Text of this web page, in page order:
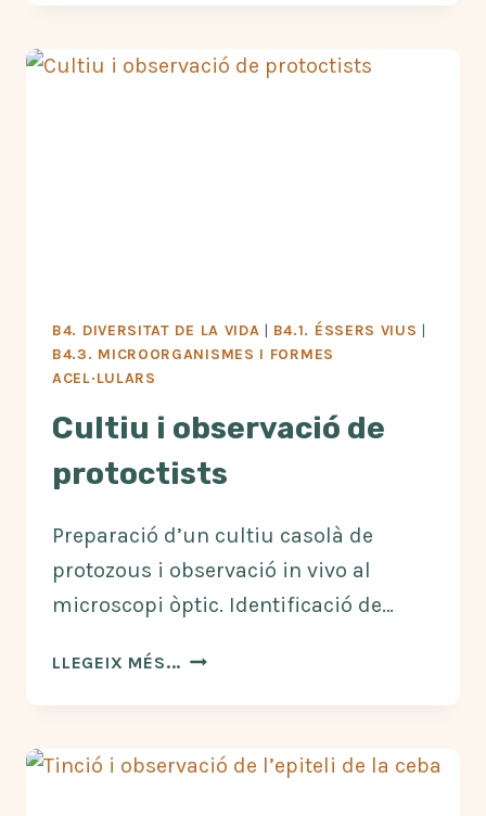
A
NATURAL
B4. DIVERSITAT DE LA VIDA | B4.1. ÉSSERS VIUS |
B4.3. MICROORGANISMES I FORMES
ACEL·LULARS
Cultiu i observació de
protoctists
Preparació d’un cultiu casolà de
protozous i observació in vivo al
microscopi òptic. Identificació de…
LLEGEIX MÉS... CULTIU
OBSERVACIÓ
PROTOCTISTS